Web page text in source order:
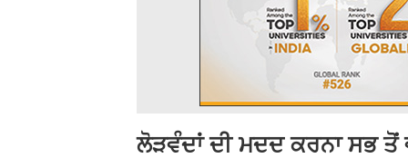
ਲੋੜਵੰਦਾਂ ਦੀ ਮਦਦ ਕਰਨਾ ਸਭ